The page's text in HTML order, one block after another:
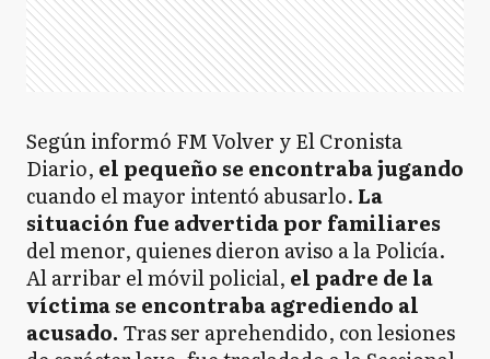
Según informó FM Volver y El Cronista
Diario, el pequeño se encontraba jugando
cuando el mayor intentó abusarlo. La
situación fue advertida por familiares
del menor, quienes dieron aviso a la Policía.
Al arribar el móvil policial, el padre de la
víctima se encontraba agrediendo al
acusado. Tras ser aprehendido, con lesiones